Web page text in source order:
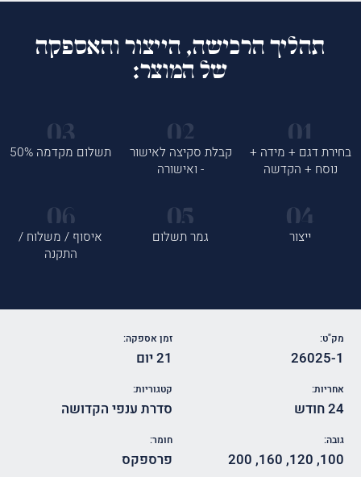
תהליך הרכישה, הייצור והאספקה
של המוצר:
בחירת דגם + מידה +
נוסח + הקדשה
קבלת סקיצה לאישור
- ואישורה
תשלום מקדמה 50%
ייצור גמר תשלום
איסוף / משלוח /
התקנה
מק"ט:
26025-1
זמן אספקה:
21 יום
אחריות:
24 חודש
קטגוריות:
סדרת ענפי הקדושה
גובה:
100
,
120
,
160
,
200
חומר:
פרספקס